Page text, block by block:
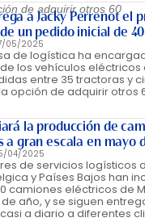
de adquirir otros 60
a Jacky Perrenot el
un pedido inicial de
05/2025
de logística ha
los vehículos eléctricos
entre 35 tractoras y
opción de adquirir otros
la producción de
a gran escala en mayo
04/2025
de servicios logísticos
y Países Bajos han
camiones eléctricos de
año, y se siguen
a diario a diferentes